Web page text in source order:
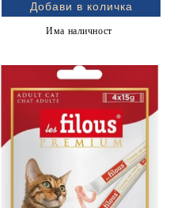
Има наличност